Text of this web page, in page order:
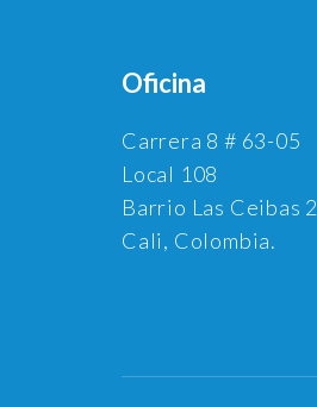
Oficina
Carrera 8 # 63-05
Local 108
Barrio Las Ceibas 2
Cali, Colombia.